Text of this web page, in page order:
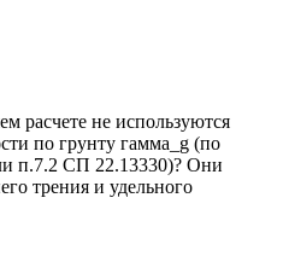
расчете не используются
по грунту гамма_g (по
п.7.2 СП 22.13330)? Они
трения и удельного